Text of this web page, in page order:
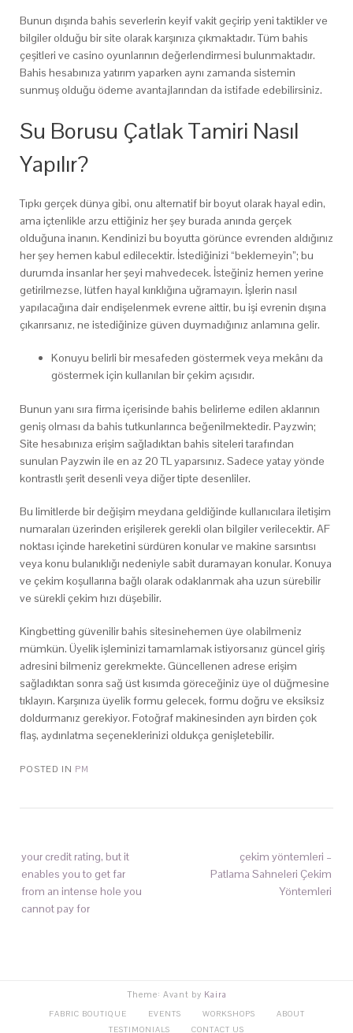
Bunun dışında bahis severlerin keyif vakit geçirip yeni taktikler ve
bilgiler olduğu bir site olarak karşınıza çıkmaktadır. Tüm bahis
çeşitleri ve casino oyunlarının değerlendirmesi bulunmaktadır.
Bahis hesabınıza yatırım yaparken aynı zamanda sistemin
sunmuş olduğu ödeme avantajlarından da istifade edebilirsiniz.
Su Borusu Çatlak Tamiri Nasıl
Yapılır?
Tıpkı gerçek dünya gibi, onu alternatif bir boyut olarak hayal edin,
ama içtenlikle arzu ettiğiniz her şey burada anında gerçek
olduğuna inanın. Kendinizi bu boyutta görünce evrenden aldığınız
her şey hemen kabul edilecektir. İstediğinizi “beklemeyin”; bu
durumda insanlar her şeyi mahvedecek. İsteğiniz hemen yerine
getirilmezse, lütfen hayal kırıklığına uğramayın. İşlerin nasıl
yapılacağına dair endişelenmek evrene aittir, bu işi evrenin dışına
çıkarırsanız, ne istediğinize güven duymadığınız anlamına gelir.
Konuyu belirli bir mesafeden göstermek veya mekânı da
göstermek için kullanılan bir çekim açısıdır.
Bunun yanı sıra firma içerisinde bahis belirleme edilen aklarının
geniş olması da bahis tutkunlarınca beğenilmektedir. Payzwin;
Site hesabınıza erişim sağladıktan bahis siteleri tarafından
sunulan Payzwin ile en az 20 TL yaparsınız. Sadece yatay yönde
kontrastlı şerit desenli veya diğer tipte desenliler.
Bu limitlerde bir değişim meydana geldiğinde kullanıcılara iletişim
numaraları üzerinden erişilerek gerekli olan bilgiler verilecektir. AF
noktası içinde hareketini sürdüren konular ve makine sarsıntısı
veya konu bulanıklığı nedeniyle sabit duramayan konular. Konuya
ve çekim koşullarına bağlı olarak odaklanmak aha uzun sürebilir
ve sürekli çekim hızı düşebilir.
Kingbetting güvenilir bahis sitesinehemen üye olabilmeniz
mümkün. Üyelik işleminizi tamamlamak istiyorsanız güncel giriş
adresini bilmeniz gerekmekte. Güncellenen adrese erişim
sağladıktan sonra sağ üst kısımda göreceğiniz üye ol düğmesine
tıklayın. Karşınıza üyelik formu gelecek, formu doğru ve eksiksiz
doldurmanız gerekiyor. Fotoğraf makinesinden ayrı birden çok
flaş, aydınlatma seçeneklerinizi oldukça genişletebilir.
POSTED IN PM
your credit rating, but it
enables you to get far
from an intense hole you
cannot pay for
çekim yöntemleri –
Patlama Sahneleri Çekim
Yöntemleri
Theme: Avant by Kaira
FABRIC BOUTIQUE EVENTS WORKSHOPS
ABOUT
TESTIMONIALS
CONTACT US